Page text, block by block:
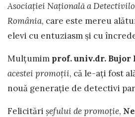
Asociaţiei Naţională a
România, care este mereu
elevi cu entuziasm şi cu
Mulţumim prof. univ.dr. Bujor
acestei promoţii, că le-aţi fost
nouă generaţie de detectivi
Felicitări şefului de promoţie,